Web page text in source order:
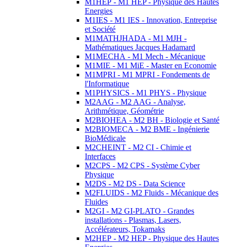
M1HEP - M1 HEP - Physique des Hautes
Energies
M1IES - M1 IES - Innovation, Entreprise
et Société
M1MATHJHADA - M1 MJH -
Mathématiques Jacques Hadamard
M1MECHA - M1 Mech - Mécanique
M1MIE - M1 MiE - Master en Economie
M1MPRI - M1 MPRI - Fondements de
l'Informatique
M1PHYSICS - M1 PHYS - Physique
M2AAG - M2 AAG - Analyse,
Arithmétique, Géométrie
M2BIOHEA - M2 BH - Biologie et Santé
M2BIOMECA - M2 BME - Ingénierie
BioMédicale
M2CHEINT - M2 CI - Chimie et
Interfaces
M2CPS - M2 CPS - Système Cyber
Physique
M2DS - M2 DS - Data Science
M2FLUIDS - M2 Fluids - Mécanique des
Fluides
M2GI - M2 GI-PLATO - Grandes
installations - Plasmas, Lasers,
Accélérateurs, Tokamaks
M2HEP - M2 HEP - Physique des Hautes